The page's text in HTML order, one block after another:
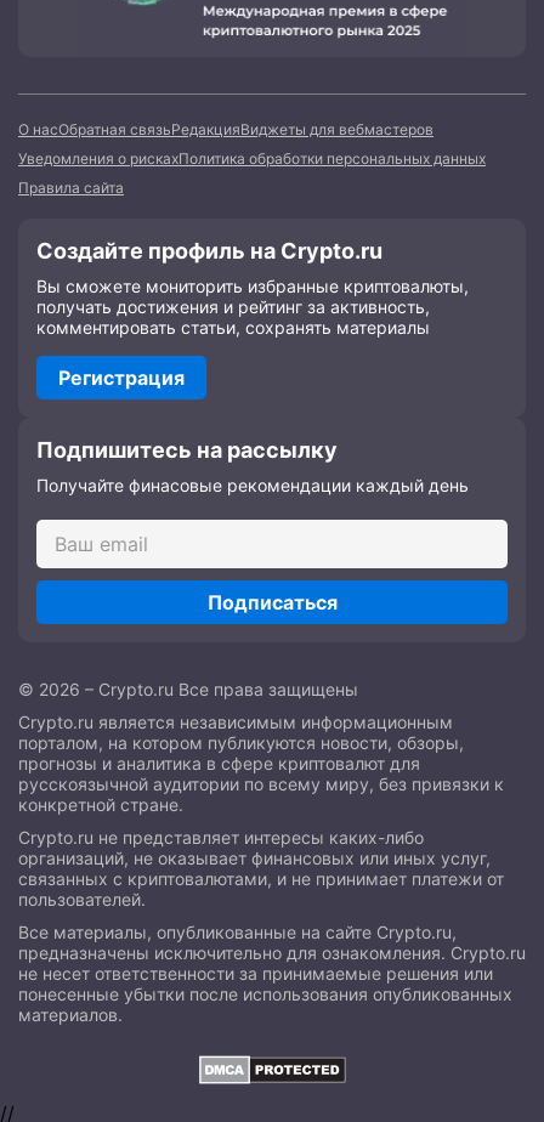
О насОбратная связьРедакцияВиджеты для вебмастеров
Уведомления о рискахПолитика обработки персональных данных
Правила сайта
Создайте профиль на Crypto.ru
Вы сможете мониторить избранные криптовалюты,
получать достижения и рейтинг за активность,
комментировать статьи, сохранять материалы
Регистрация
Подпишитесь на рассылку
Получайте финасовые рекомендации каждый день
Подписаться
© 2026 – Crypto.ru Все права защищены
Crypto.ru является независимым информационным
порталом, на котором публикуются новости, обзоры,
прогнозы и аналитика в сфере криптовалют для
русскоязычной аудитории по всему миру, без привязки к
конкретной стране.
Crypto.ru не представляет интересы каких-либо
организаций, не оказывает финансовых или иных услуг,
связанных с криптовалютами, и не принимает платежи от
пользователей.
Все материалы, опубликованные на сайте Crypto.ru,
предназначены исключительно для ознакомления. Crypto.ru
не несет ответственности за принимаемые решения или
понесенные убытки после использования опубликованных
материалов.
//